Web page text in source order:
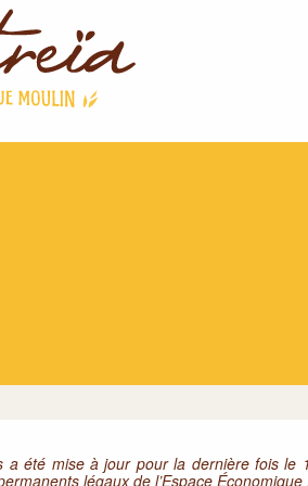
a été mise à jour pour la dernière fois le
légaux de l’Espace